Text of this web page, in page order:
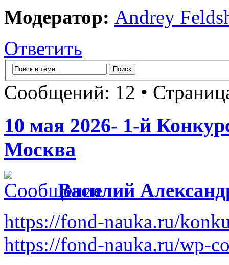
Модератор: Andrey
Ответить
Сообщений: 12 •
10 мая 2026- 1-й
Москва
Василий
https://fond-nauka.ru/
https://fond-nauka.ru/wp-